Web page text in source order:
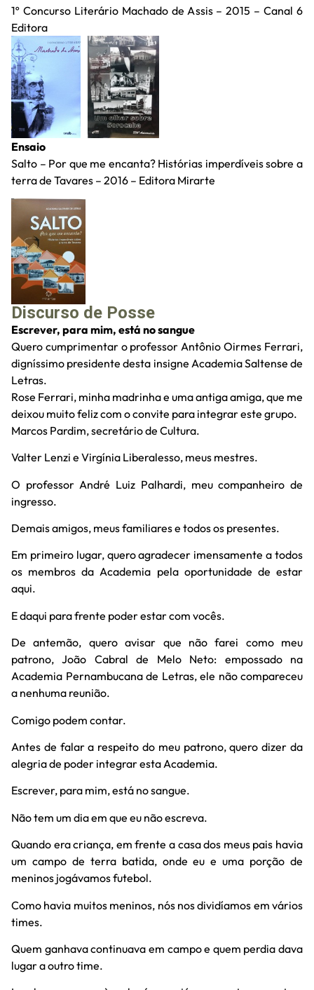
1º Concurso Literário Machado de Assis – 2015 – Canal 6
Editora
Ensaio
Salto – Por que me encanta? Histórias imperdíveis sobre a
terra de Tavares – 2016 – Editora Mirarte
Discurso de Posse
Escrever, para mim, está no sangue
Quero cumprimentar o professor Antônio Oirmes Ferrari,
digníssimo presidente desta insigne Academia Saltense de
Letras.
Rose Ferrari, minha madrinha e uma antiga amiga, que me
deixou muito feliz com o convite para integrar este grupo.
Marcos Pardim, secretário de Cultura.
Valter Lenzi e Virgínia Liberalesso, meus mestres.
O professor André Luiz Palhardi, meu companheiro de
ingresso.
Demais amigos, meus familiares e todos os presentes.
Em primeiro lugar, quero agradecer imensamente a todos
os membros da Academia pela oportunidade de estar
aqui.
E daqui para frente poder estar com vocês.
De antemão, quero avisar que não farei como meu
patrono, João Cabral de Melo Neto: empossado na
Academia Pernambucana de Letras, ele não compareceu
a nenhuma reunião.
Comigo podem contar.
Antes de falar a respeito do meu patrono, quero dizer da
alegria de poder integrar esta Academia.
Escrever, para mim, está no sangue.
Não tem um dia em que eu não escreva.
Quando era criança, em frente a casa dos meus pais havia
um campo de terra batida, onde eu e uma porção de
meninos jogávamos futebol.
Como havia muitos meninos, nós nos dividíamos em vários
times.
Quem ganhava continuava em campo e quem perdia dava
lugar a outro time.